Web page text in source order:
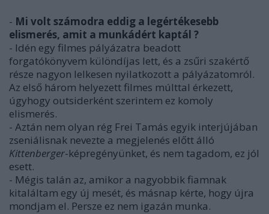
- Mi volt számodra eddig a legértékesebb
elismerés, amit a munkádért kaptál ?
- Idén egy filmes pályázatra beadott
forgatókönyvem különdíjas lett, és a zsűri szakértő
része nagyon lelkesen nyilatkozott a pályázatomról.
Az első három helyezett filmes múlttal érkezett,
úgyhogy outsiderként szerintem ez komoly
elismerés.
- Aztán nem olyan rég Frei Tamás egyik interjújában
zseniálisnak nevezte a megjelenés előtt álló
Kittenberger-képregényünket, és nem tagadom, ez jól
esett.
- Mégis talán az, amikor a nagyobbik fiamnak
kitaláltam egy új mesét, és másnap kérte, hogy újra
mondjam el. Persze ez nem igazán munka.